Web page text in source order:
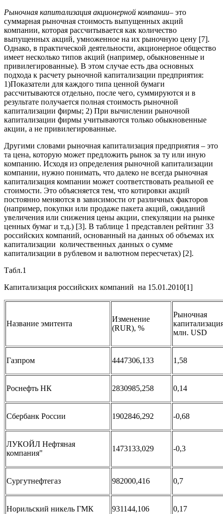
Рыночная капитализация акционерной компании– это
суммарная рыночная стоимость выпущенных акций
компании, которая рассчитывается как количество
выпущенных акций, умноженное на их рыночную цену [7].
Однако, в практической деятельности, акционерное общество
имеет несколько типов акций (например, обыкновенные и
привилегированные). В этом случае есть два основных
подхода к расчету рыночной капитализации предприятия:
1)Показатели для каждого типа ценной бумаги
рассчитываются отдельно, после чего, суммируются и в
результате получается полная стоимость рыночной
капитализации фирмы; 2) При вычислении рыночной
капитализации фирмы учитываются только обыкновенные
акции, а не привилегированные.
Другими словами рыночная капитализация предприятия – это
та цена, которую может предложить рынок за ту или иную
компанию. Исходя из определения рыночной капитализации
компании, нужно понимать, что далеко не всегда рыночная
капитализация компании может соответствовать реальной ее
стоимости. Это объясняется тем, что котировки акций
постоянно меняются в зависимости от различных факторов
(например, покупки или продаже пакета акций, ожиданий
увеличения или снижения цены акции, спекуляции на рынке
ценных бумаг и т.д.) [3]. В таблице 1 представлен рейтинг 33
российских компаний, основанный на данных об объемах их
капитализации количественных данных о сумме
капитализации в рублевом и валютном пересчетах) [2].
Табл.1
Капитализация российских компаний на 15.01.2010[1]
Название эмитента
Изменение
(RUR), %
Рыночная
млн. USD
Газпром 4447306,133 1,58
Роснефть НК 2830985,258 0,14
Сбербанк России 1902846,292 -0,68
ЛУКОЙЛ Нефтяная
компания"
1473133,029 -0,3
Сургутнефтегаз 982000,416 0,7
Норильский никель ГМК 931144,106 0,17